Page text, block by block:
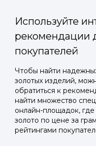
Войти
Мы отправим
номер
Отправьте заявку
увидят её и пришлют
AI-
Отправьте заявку
увидят её и пришлют
AI-
Используйте
рекомендации
покупателей
Чтобы найти
золотых изделий,
обратиться к
найти множество
онлайн-площадок,
золото по цене за
рейтингами